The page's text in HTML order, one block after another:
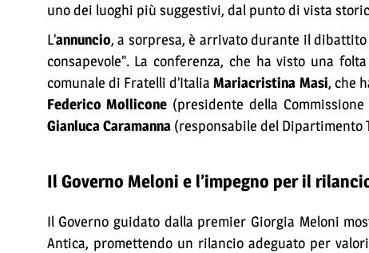
uno dei luoghi più suggestivi, dal punto di vista
L’annuncio, a sorpresa, è arrivato durante il
consapevole”. La conferenza, che ha visto una
comunale di Fratelli d’ItaliaMariacristina Masi, che
Federico Mollicone (presidente della
Gianluca Caramanna(responsabile del Dipartimento
Il Governo Meloni e l’impegno per il
Il Governo guidato dalla premier Giorgia Meloni
Antica, promettendo un rilancio adeguato per